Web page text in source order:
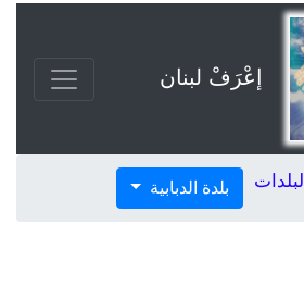
إعْرَفْ لبنان
البلدات بلدة الدبابية